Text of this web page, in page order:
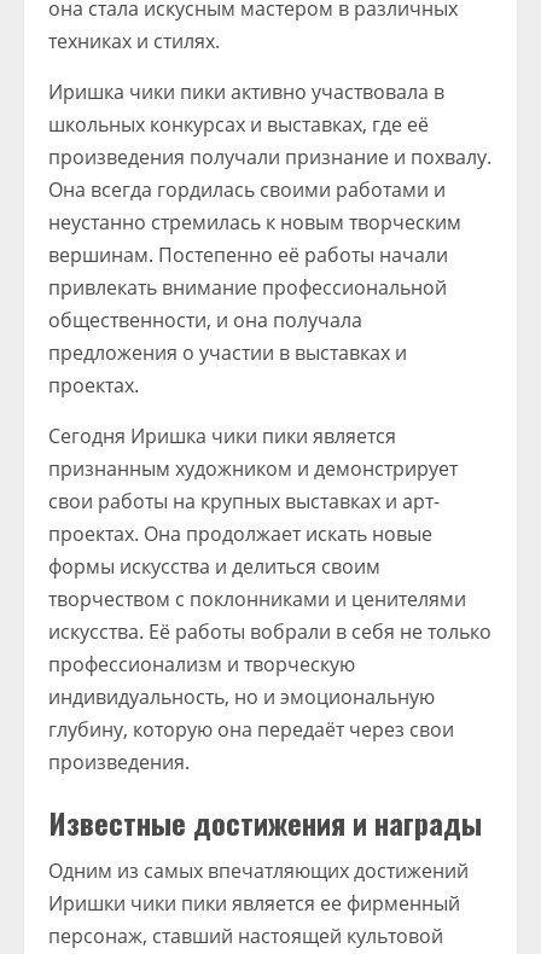
она стала искусным мастером в различных
техниках и стилях.
Иришка чики пики активно участвовала в
школьных конкурсах и выставках, где её
произведения получали признание и похвалу.
Она всегда гордилась своими работами и
неустанно стремилась к новым творческим
вершинам. Постепенно её работы начали
привлекать внимание профессиональной
общественности, и она получала
предложения о участии в выставках и
проектах.
Сегодня Иришка чики пики является
признанным художником и демонстрирует
свои работы на крупных выставках и арт-
проектах. Она продолжает искать новые
формы искусства и делиться своим
творчеством с поклонниками и ценителями
искусства. Её работы вобрали в себя не только
профессионализм и творческую
индивидуальность, но и эмоциональную
глубину, которую она передаёт через свои
произведения.
Известные достижения и награды
Одним из самых впечатляющих достижений
Иришки чики пики является ее фирменный
персонаж, ставший настоящей культовой